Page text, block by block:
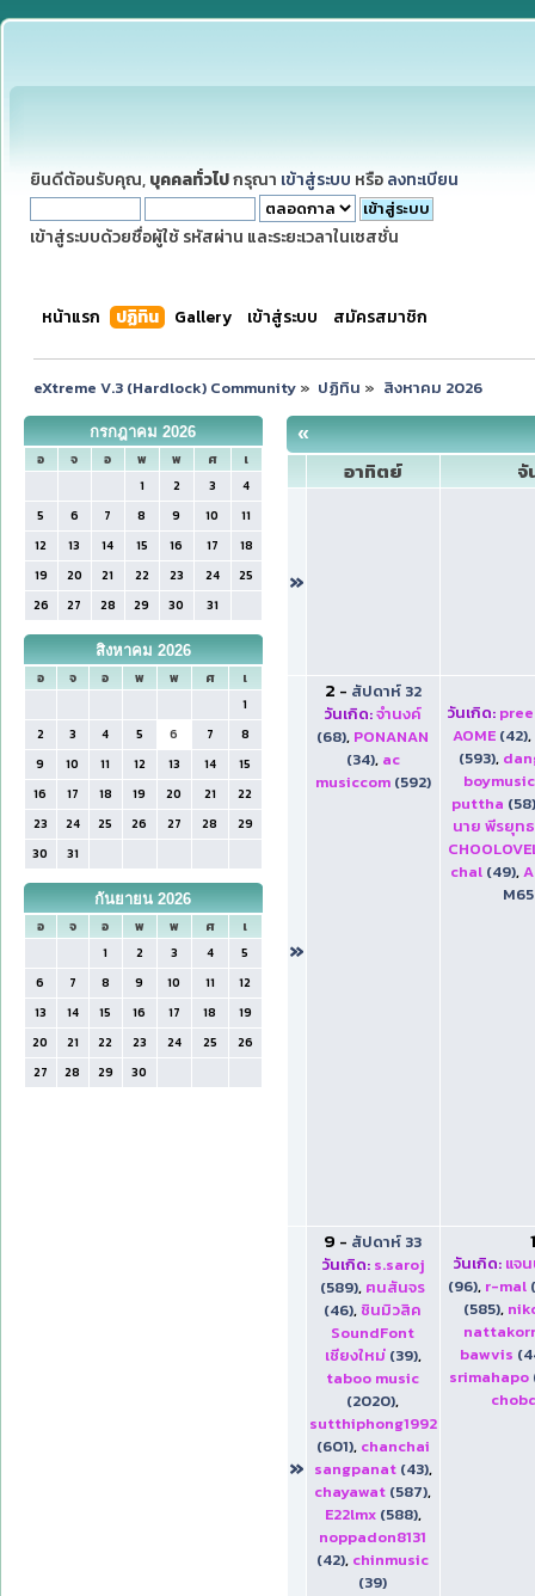
ยินดีต้อนรับคุณ, บุคคลทั่วไปกรุณา เข้าสู่ระบบ หรือ ลงทะเบียน
เข้าสู่ระบบด้วยชื่อผู้ใช้ รหัสผ่าน และระยะเวลาในเซสชั่น
หน้าแรก ปฏิทิน Gallery เข้าสู่ระบบ สมัครสมาชิก
eXtreme V.3 (Hardlock) Community» ปฏิทิน » สิงหาคม 2026
กรกฎาคม 2026
อ
จ อ พ พ ศ
เ
1
2 3
4
5
6 7 8 9 10
11
12
13 14 15 16 17
18
19
20 21 22 23 24
25
26
27 28 29 30 31
สิงหาคม 2026
อ
จ อ พ พ ศ
เ
1
2
3 4 5 6 7
8
9
10 11 12 13 14
15
16
17 18 19 20 21
22
23
24 25 26 27 28
29
30
31
กันยายน 2026
อ
จ อ พ พ ศ
เ
1
2 3 4
5
6
7 8 9 10 11
12
13
14 15 16 17 18
19
20
21 22 23 24 25
26
27
28 29 30
«
อาทิตย์ จั
»
»
2 - สัปดาห์ 32
วันเกิด:จำนงค์
(68), PONANAN
(34), ac
musiccom (592)
วันเกิด:
AOME (42),
(593),
boymusic
puttha (58)
นาย พีรยุท
chal (49),
»
9 - สัปดาห์ 33
วันเกิด: s.saroj
(589), ฅนสันจร
(46), ชินมิวสิค
SoundFont
เชียงใหม่ (39),
taboo music
(2020),
sutthiphong1992
(601), chanchai
sangpanat (43),
chayawat (587),
E22lmx (588),
noppadon8131
(42), chinmusic
(39)
วันเกิด: แจ
(96), r-mal
(585),
bawvis
srimahapo